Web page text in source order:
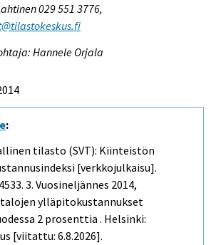
029 551 3776,
Hannele Orjala
:
tilasto (SVT): Kiinteistön
[verkkojulkaisu].
3. Vuosineljännes 2014,
ylläpitokustannukset
2 prosenttia . Helsinki:
[viitattu: 6.8.2026].